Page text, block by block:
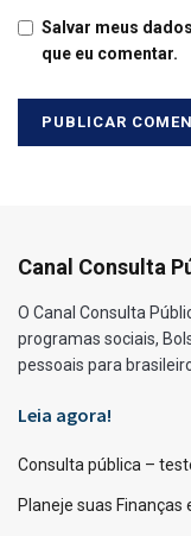
Salvar meus
que eu comentar.
Canal Consulta
O Canal Consulta
programas sociais,
pessoais para
Leia agora!
Consulta pública –
Planeje suas Finanças